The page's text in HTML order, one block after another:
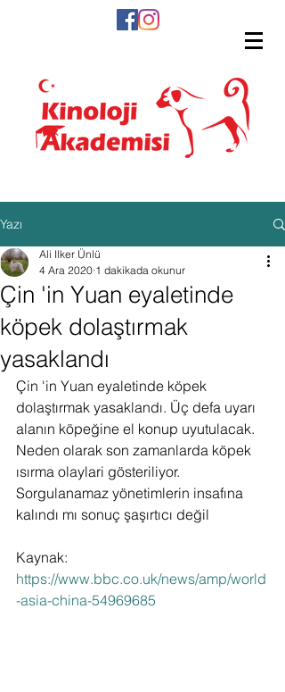
Yazı
Çin 'in Yuan eyaletinde
köpek dolaştırmak
yasaklandı
Ali Ilker Ünlü
4 Ara 2020 1 dakikada okunur
Çin 'in Yuan eyaletinde köpek
dolaştırmak yasaklandı. Üç defa uyarı
alanın köpeğine el konup uyutulacak.
Neden olarak son zamanlarda köpek
ısırma olaylari gösteriliyor.
Sorgulanamaz yönetimlerin insafına
kalındı mı sonuç şaşırtıcı değil
Kaynak:
https://www.bbc.co.uk/news/amp/world
-asia-china-54969685